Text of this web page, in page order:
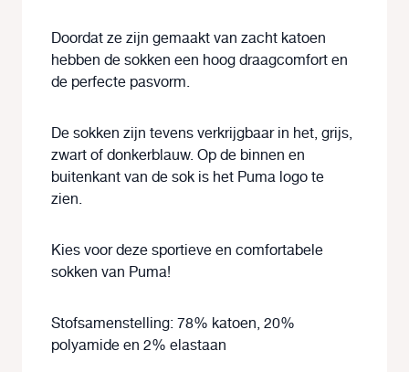
Doordat ze zijn gemaakt van zacht katoen
hebben de sokken een hoog draagcomfort en
de perfecte pasvorm.
De sokken zijn tevens verkrijgbaar in het, grijs,
zwart of donkerblauw. Op de binnen en
buitenkant van de sok is het Puma logo te
zien.
Kies voor deze sportieve en comfortabele
sokken van Puma!
Stofsamenstelling: 78% katoen, 20%
polyamide en 2% elastaan